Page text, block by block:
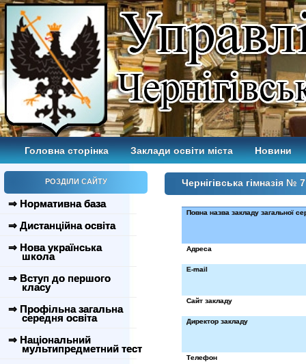
Головна сторінка Заклади освіти міста Новини
РОЗДІЛИ САЙТУ
⇒ Нормативна база
⇒ Дистанційна освіта
⇒ Нова українська
школа
⇒ Вступ до першого
класу
⇒ Профільна загальна
середня освіта
⇒ Національний
мультипредметний тест
Чернігівська гімназія №
Повна назва закладу загальної
Адреса
E-mail
Сайт закладу
Директор закладу
Телефон